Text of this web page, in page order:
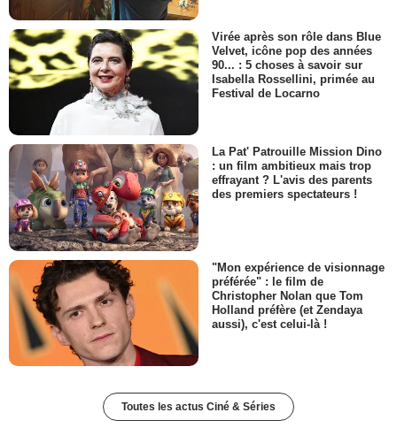
Virée après son rôle dans Blue
Velvet, icône pop des années
90... : 5 choses à savoir sur
Isabella Rossellini, primée au
Festival de Locarno
La Pat' Patrouille Mission Dino
: un film ambitieux mais trop
effrayant ? L'avis des parents
des premiers spectateurs !
"Mon expérience de visionnage
préférée" : le film de
Christopher Nolan que Tom
Holland préfère (et Zendaya
aussi), c'est celui-là !
Toutes les actus Ciné & Séries